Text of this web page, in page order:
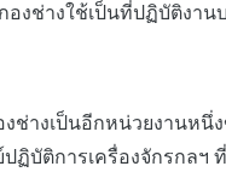
งช่างใช้เป็นที่ปฏิบัติงา
งเป็นอีกหน่วยงานหนึ่ง
บัติการเครื่องจักรกลฯ